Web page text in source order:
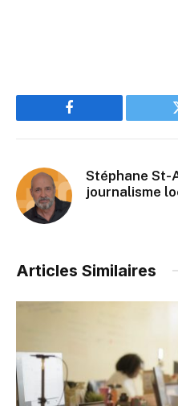
Facebook
Stéphane St-
journalisme
Articles Similaires